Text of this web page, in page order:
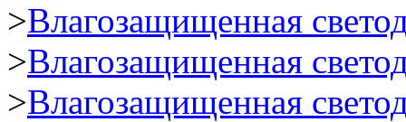
>Влагозащищенная
>Влагозащищенная
>Влагозащищенная